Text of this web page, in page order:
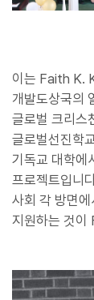
이는 Faith K.
개발도상국의
글로벌 크리스
글로벌선진학
기독교 대학에
프로젝트입니
사회 각 방면
지원하는 것